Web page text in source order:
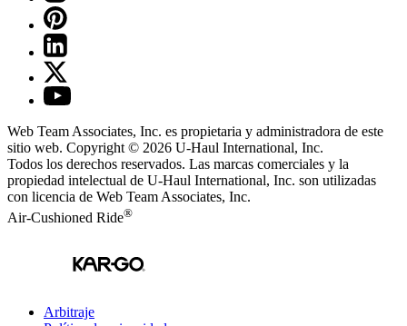
Web Team Associates, Inc. es propietaria y administradora de este
sitio web. Copyright © 2026 U-Haul International, Inc.
Todos los derechos reservados. Las marcas comerciales y la
propiedad intelectual de U-Haul International, Inc. son utilizadas
con licencia de Web Team Associates, Inc.
Air-Cushioned Ride®
Arbitraje